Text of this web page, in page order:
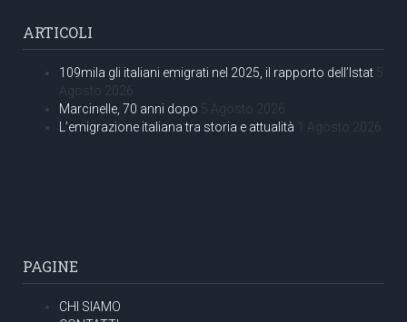
ARTICOLI
109mila gli italiani emigrati nel 2025, il rapporto dell’Istat 5
Agosto 2026
Marcinelle, 70 anni dopo 5 Agosto 2026
L’emigrazione italiana tra storia e attualità 1 Agosto 2026
PAGINE
CHI SIAMO